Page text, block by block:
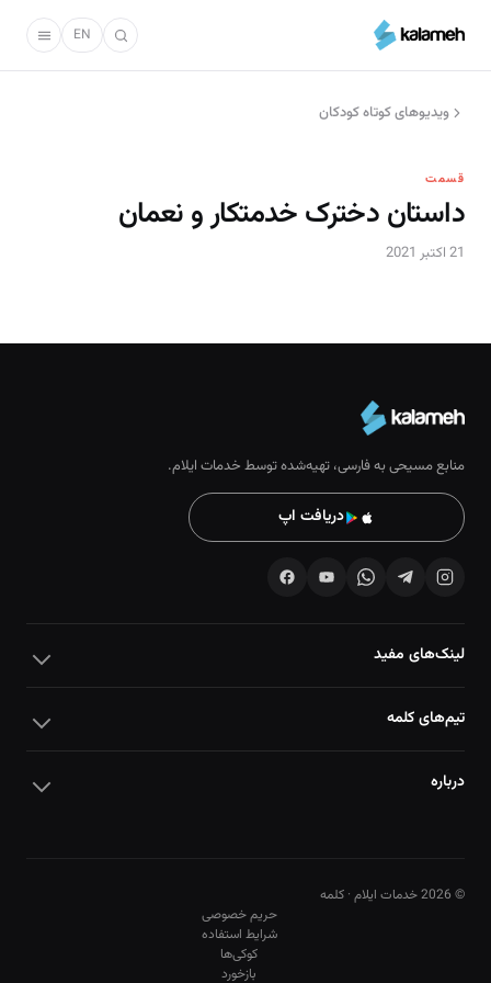
محتوای
EN
ویدیو‌های کوتاه کودکان
قسمت
داستان دخترک خدمتکار و نعمان
21 اکتبر 2021
منابع مسیحی به فارسی، تهیه‌شده توسط خدمات ایلام.
دریافت اپ
لینک‌های مفید
تیم‌های کلمه
درباره
© 2026 خدمات ایلام · کلمه
حریم خصوصی
شرایط استفاده
کوکی‌ها
بازخورد
10